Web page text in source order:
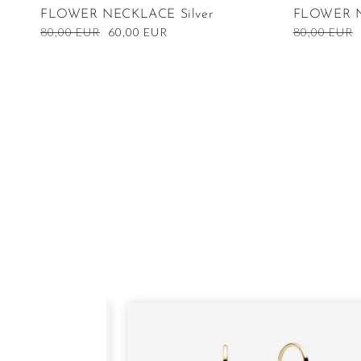
FLOWER NECKLACE Silver
Ordinarie
80,00 EUR
Nedsatt
60,00 EUR
FLOWER
Ordinarie
80,00 EUR